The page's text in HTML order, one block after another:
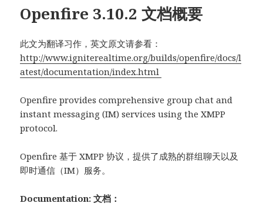
Openfire 3.10.2 文档概要
此文为翻译习作，英文原文请参看：
http://www.igniterealtime.org/builds/openfire/docs/l
atest/documentation/index.html
Openfire provides comprehensive group chat and
instant messaging (IM) services using the XMPP
protocol.
Openfire 基于 XMPP 协议，提供了成熟的群组聊天以及
即时通信（IM）服务。
Documentation: 文档：